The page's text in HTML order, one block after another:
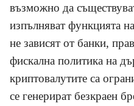
възможно да
изпълняват функцията
не зависят от банки,
фискална политика на
криптовалутите са
се генерират безкраен